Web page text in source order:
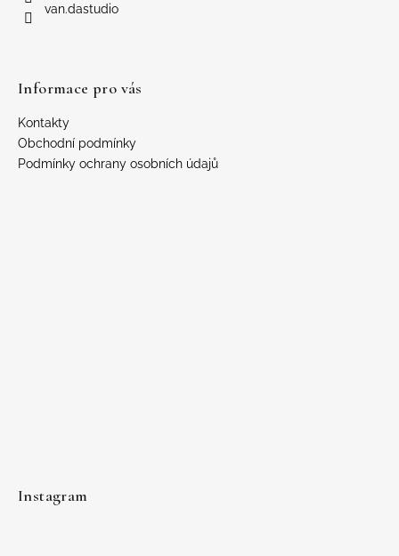
van.dastudio
Informace pro vás
Kontakty
Obchodní podmínky
Podmínky ochrany osobních údajů
Instagram